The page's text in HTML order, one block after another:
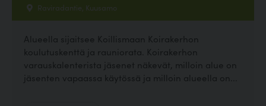
Raviradantie, Kuusamo
Alueella sijaitsee Koillismaan Koirakerhon
koulutuskenttä ja rauniorata. Koirakerhon
varauskalenterista jäsenet näkevät, milloin alue on
jäsenten vapaassa käytössä ja milloin alueella on...